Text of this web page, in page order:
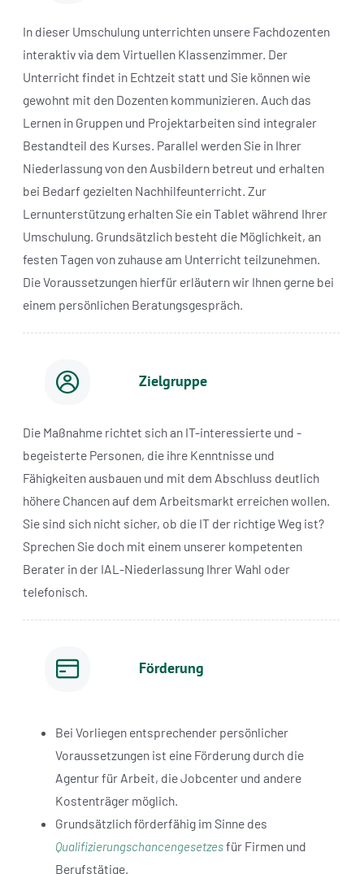
In dieser Umschulung unterrichten unsere Fachdozenten
interaktiv via dem Virtuellen Klassenzimmer. Der
Unterricht findet in Echtzeit statt und Sie können wie
gewohnt mit den Dozenten kommunizieren. Auch das
Lernen in Gruppen und Projektarbeiten sind integraler
Bestandteil des Kurses. Parallel werden Sie in Ihrer
Niederlassung von den Ausbildern betreut und erhalten
bei Bedarf gezielten Nachhilfeunterricht. Zur
Lernunterstützung erhalten Sie ein Tablet während Ihrer
Umschulung. Grundsätzlich besteht die Möglichkeit, an
festen Tagen von zuhause am Unterricht teilzunehmen.
Die Voraussetzungen hierfür erläutern wir Ihnen gerne bei
einem persönlichen Beratungsgespräch.
Zielgruppe
Die Maßnahme richtet sich an IT-interessierte und -
begeisterte Personen, die ihre Kenntnisse und
Fähigkeiten ausbauen und mit dem Abschluss deutlich
höhere Chancen auf dem Arbeitsmarkt erreichen wollen.
Sie sind sich nicht sicher, ob die IT der richtige Weg ist?
Sprechen Sie doch mit einem unserer kompetenten
Berater in der IAL-Niederlassung Ihrer Wahl oder
telefonisch.
Förderung
Bei Vorliegen entsprechender persönlicher
Voraussetzungen ist eine Förderung durch die
Agentur für Arbeit, die Jobcenter und andere
Kostenträger möglich.
Grundsätzlich förderfähig im Sinne des
Qualifizierungschancengesetzesfür Firmen und
Berufstätige.